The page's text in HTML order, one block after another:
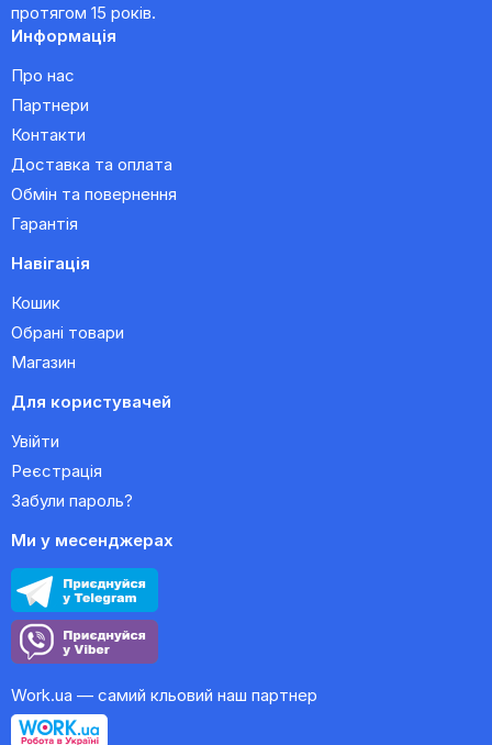
протягом 15 років.
Информація
Про нас
Партнери
Контакти
Доставка та оплата
Обмін та повернення
Гарантія
Навігація
Кошик
Обрані товари
Магазин
Для користувачей
Увійти
Реєстрація
Забули пароль?
Ми у месенджерах
Work.ua — самий кльовий наш партнер